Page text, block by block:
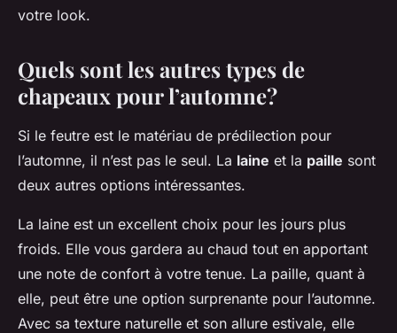
votre look.
Quels sont les autres types de
chapeaux pour l’automne?
Si le feutre est le matériau de prédilection pour
l’automne, il n’est pas le seul. La laine et la paille sont
deux autres options intéressantes.
La laine est un excellent choix pour les jours plus
froids. Elle vous gardera au chaud tout en apportant
une note de confort à votre tenue. La paille, quant à
elle, peut être une option surprenante pour l’automne.
Avec sa texture naturelle et son allure estivale, elle